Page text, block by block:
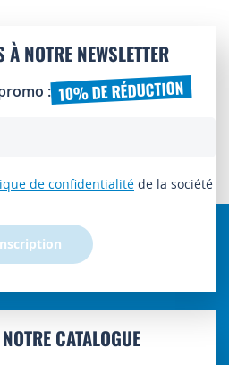
NOTRE NEWSLETTER
: 10% DE RÉDUCTION
de confidentialité de la société
CATALOGUE